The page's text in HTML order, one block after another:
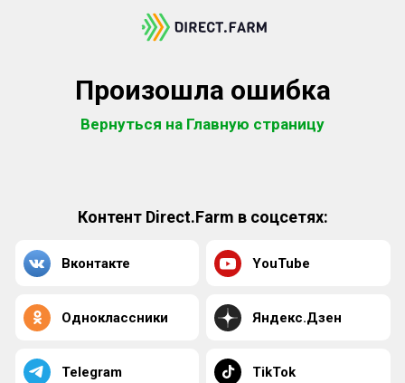
Произошла ошибка
Вернуться на Главную страницу
Контент Direct.Farm в соцсетях:
Вконтакте YouTube
Одноклассники Яндекс.Дзен
Telegram TikTok